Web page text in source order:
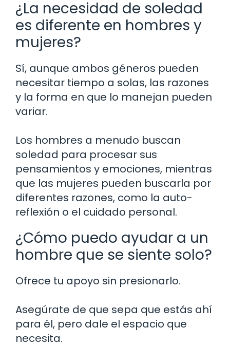
¿La necesidad de soledad
es diferente en hombres y
mujeres?
Sí, aunque ambos géneros pueden
necesitar tiempo a solas, las razones
y la forma en que lo manejan pueden
variar.
Los hombres a menudo buscan
soledad para procesar sus
pensamientos y emociones, mientras
que las mujeres pueden buscarla por
diferentes razones, como la auto-
reflexión o el cuidado personal.
¿Cómo puedo ayudar a un
hombre que se siente solo?
Ofrece tu apoyo sin presionarlo.
Asegúrate de que sepa que estás ahí
para él, pero dale el espacio que
necesita.